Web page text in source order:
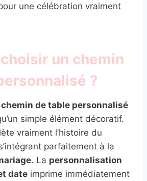
une célébration vraiment
un chemin
?
chemin de table personnalisé
simple élément décoratif.
vraiment l’histoire du
parfaitement à la
. La personnalisation
date imprime immédiatement